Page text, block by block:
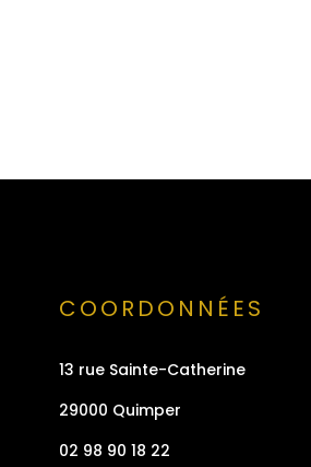
COORDONNÉES
13 rue Sainte-Catherine
29000 Quimper
02 98 90 18 22